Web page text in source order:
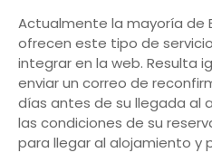
Actualmente la mayoría de
ofrecen este tipo de
integrar en la web. Resulta
enviar un correo de
días antes de su llegada al
las condiciones de su
para llegar al alojamiento y